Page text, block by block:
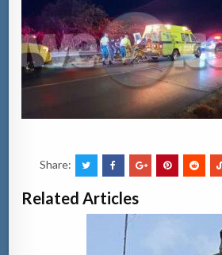
Share:
Related Articles